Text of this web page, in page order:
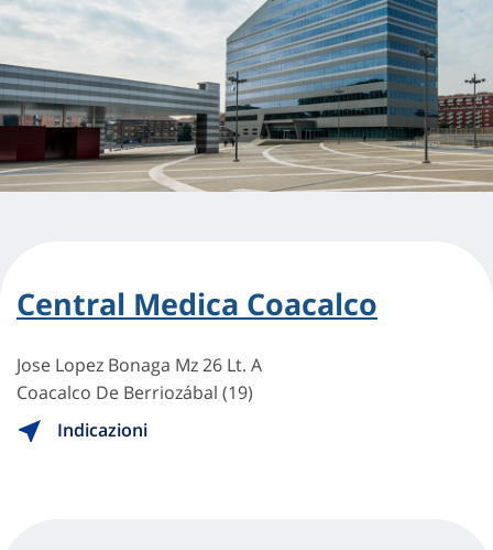
Central Medica Coacalco
Jose Lopez Bonaga Mz 26 Lt. A
Coacalco De Berriozábal (19)
Indicazioni